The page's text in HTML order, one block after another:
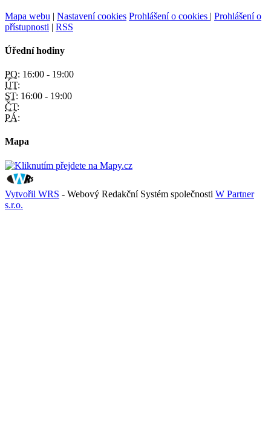
Mapa webu | Nastavení cookies Prohlášení o cookies | Prohlášení o
přístupnosti | RSS
Úřední hodiny
PO: 16:00 - 19:00
ÚT:
ST: 16:00 - 19:00
ČT:
PÁ:
Mapa
Vytvořil WRS - Webový Redakční Systém společnosti W Partner
s.r.o.